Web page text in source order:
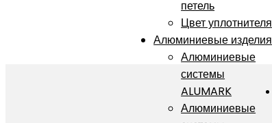
петель
Цвет уплотнителя
Алюминиевые изделия
Алюминиевые
системы
ALUMARK
Алюминиевые